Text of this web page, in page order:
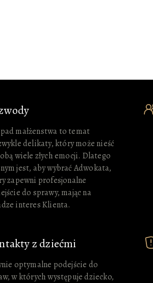
małżenstwa to temat
delikaty, który może nieść
wiele złych emocji. Dlatego
jest, aby wybrać Adwokata,
zapewni profesjonalne
do sprawy, mając na
interes Klienta.
z dziećmi
optymalne podejście do
w których występuje dziecko,